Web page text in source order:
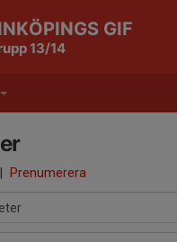
GIF
13/14
| Prenumerera